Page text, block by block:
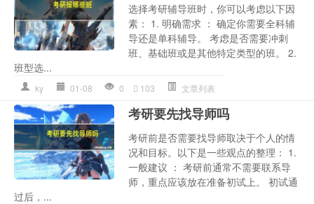
选择考研辅导班时，你可以考虑以下因
素： 1. 明确需求 ： 确定你需要全科辅
导还是单科辅导。 考虑是否需要冲刺
班、基础班或是其他特定类型的班。 2.
班型选...
ky 01-08 0 103 文章列表
考研要先找导师吗
考研前是否需要找导师取决于个人的情
况和目标。以下是一些观点的整理： 1.
一般建议 ： 考研前通常不需要联系导
师，重点应该放在准备初试上。 初试通
过后，...